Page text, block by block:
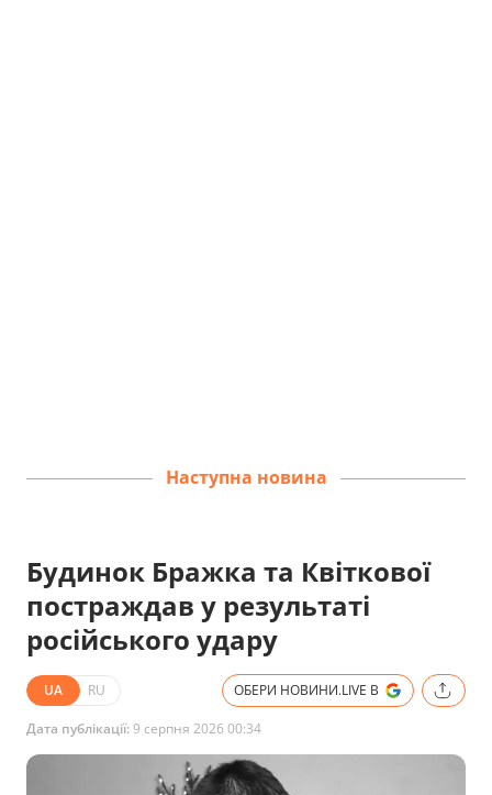
Наступна новина
Будинок Бражка та Квіткової
постраждав у результаті
російського удару
UA RU ОБЕРИ НОВИНИ.LIVE В
Дата публікації:9 серпня 2026 00:34